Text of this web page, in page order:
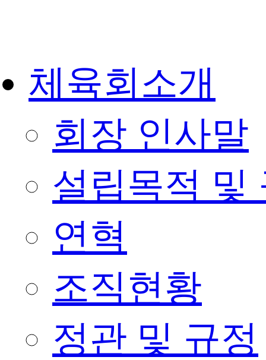
뛰
체육회소개
회장 인사말
설립목적 및
연혁
조직현황
정관 및 규정